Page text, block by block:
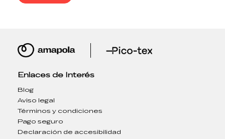
Enlaces de Interés
Blog
Aviso legal
Términos y condiciones
Pago seguro
Declaración de accesibilidad